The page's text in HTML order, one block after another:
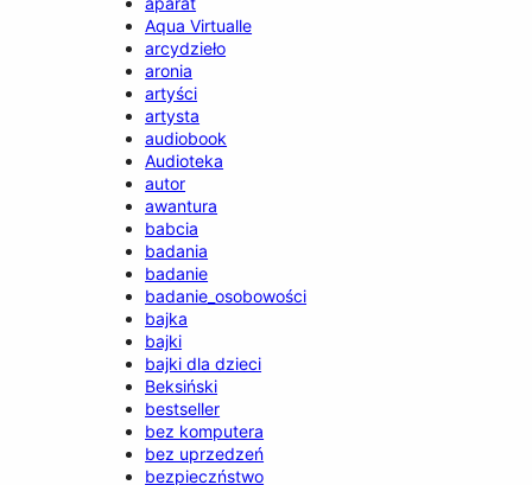
Aqua Virtualle
arcydzieło
aronia
artyści
artysta
audiobook
Audioteka
autor
awantura
babcia
badania
badanie
badanie_osobowości
bajka
bajki
bajki dla dzieci
Beksiński
bestseller
bez komputera
bez uprzedzeń
bezpieczństwo